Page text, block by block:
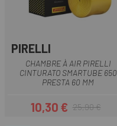
PIRELLI
CHAMBRE À AIR PIRELLI
CINTURATO SMARTUBE 650
PRESTA 60 MM
Prix
10,30 €Prix habituel
25,90 €